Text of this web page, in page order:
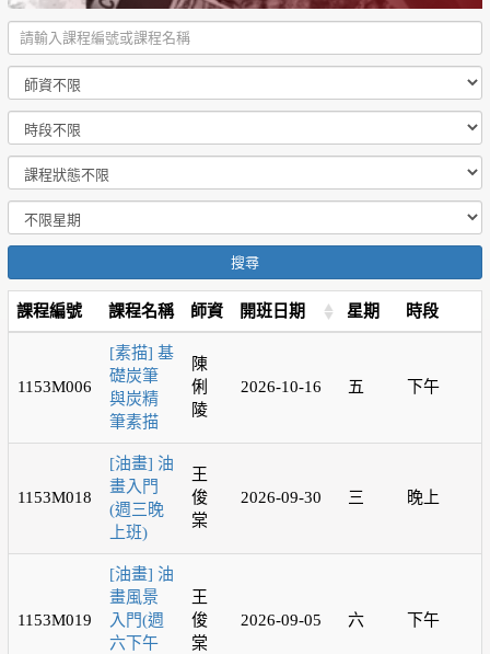
搜尋
課程編號 課程名稱 師資 開班日期 星期 時段
1153M006
[素描] 基
礎炭筆
與炭精
筆素描
陳
俐
陵
2026-10-16 五 下午
1153M018
[油畫] 油
畫入門
(週三晚
上班)
王
俊
棠
2026-09-30 三 晚上
1153M019
[油畫] 油
畫風景
入門(週
六下午
王
俊
棠
2026-09-05 六 下午